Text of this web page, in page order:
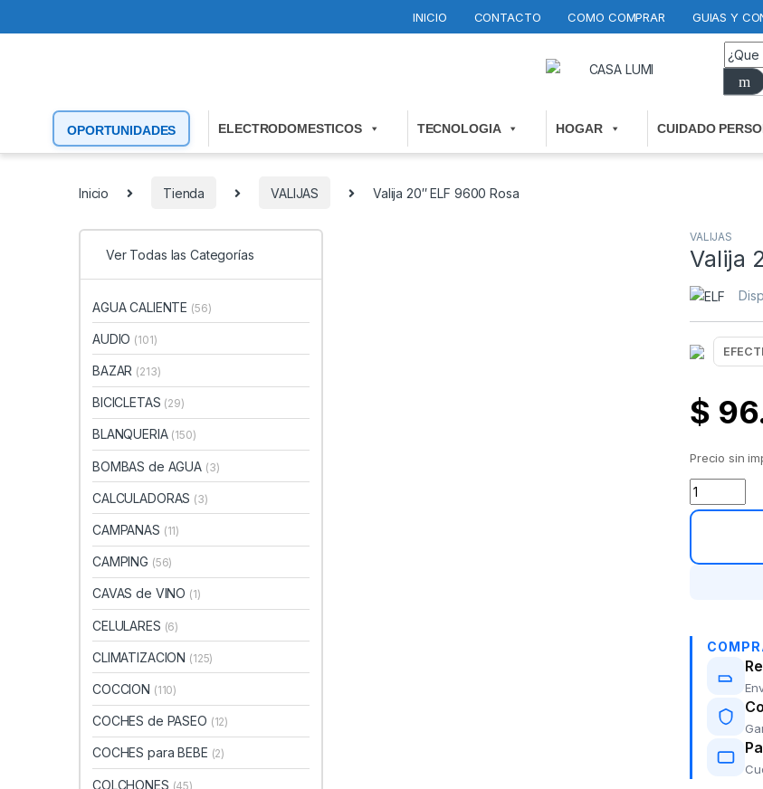
INICIO CONTACTO COMO COMPRAR GUIAS Y
OPORTUNIDADES ELECTRODOMESTICOS TECNOLOGIA HOGAR CUIDADO
Inicio Tienda VALIJAS Valija 20″ ELF 9600 Rosa
VALIJAS
Valija
$
Precio sin
Valija 20"
Ver Todas las Categorías
AGUA CALIENTE (56)
AUDIO (101)
BAZAR (213)
BICICLETAS (29)
BLANQUERIA (150)
BOMBAS de AGUA (3)
CALCULADORAS (3)
CAMPANAS (11)
CAMPING (56)
CAVAS de VINO (1)
CELULARES (6)
CLIMATIZACION (125)
COCCION (110)
COCHES de PASEO (12)
COCHES para BEBE (2)
COLCHONES (45)